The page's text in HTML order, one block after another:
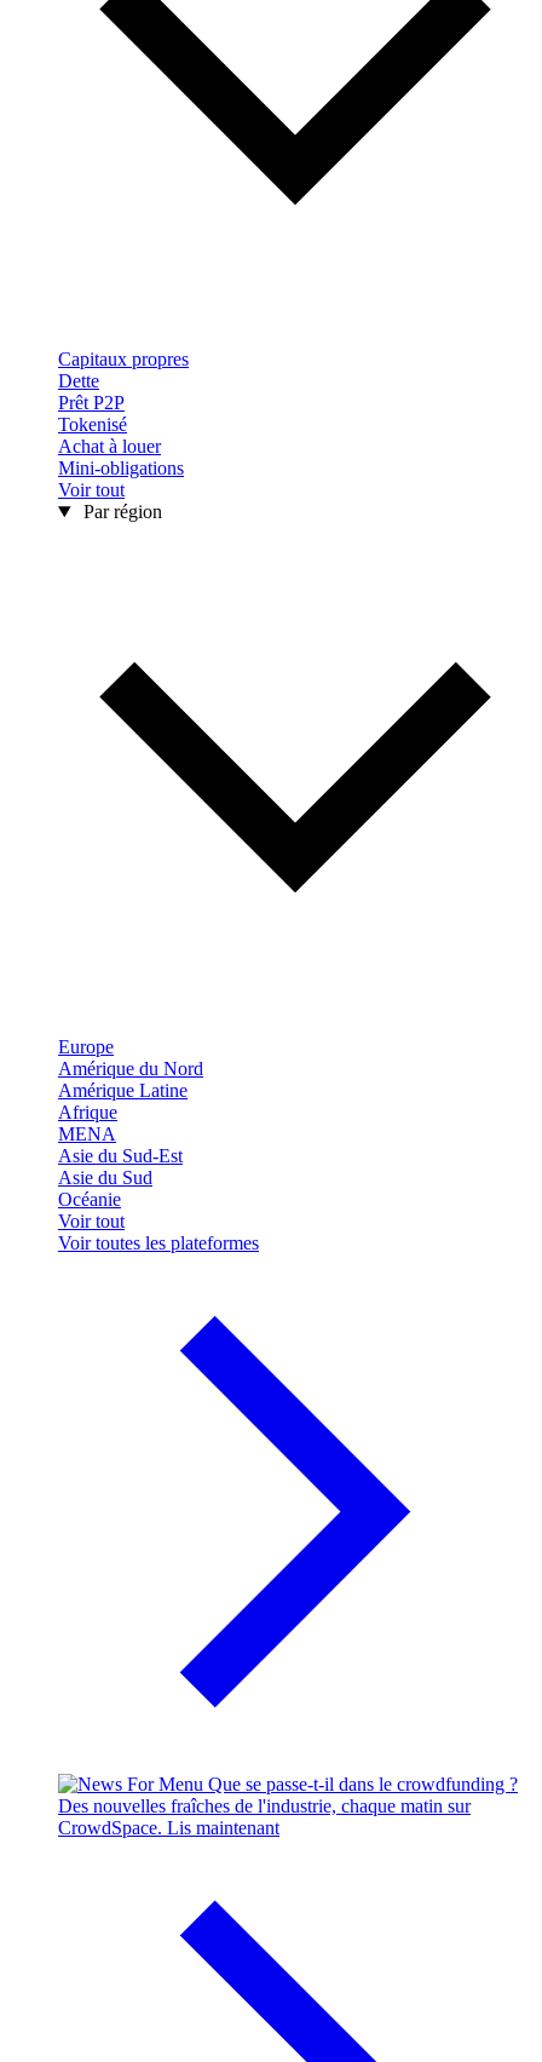
Capitaux propres
Dette
Prêt P2P
Tokenisé
Achat à louer
Mini-obligations
Voir tout
Par région
Europe
Amérique du Nord
Amérique Latine
Afrique
MENA
Asie du Sud-Est
Asie du Sud
Océanie
Voir tout
Voir toutes les plateformes
Que se passe-t-il dans le crowdfunding ?
Des nouvelles fraîches de l'industrie, chaque matin sur
CrowdSpace. Lis maintenant